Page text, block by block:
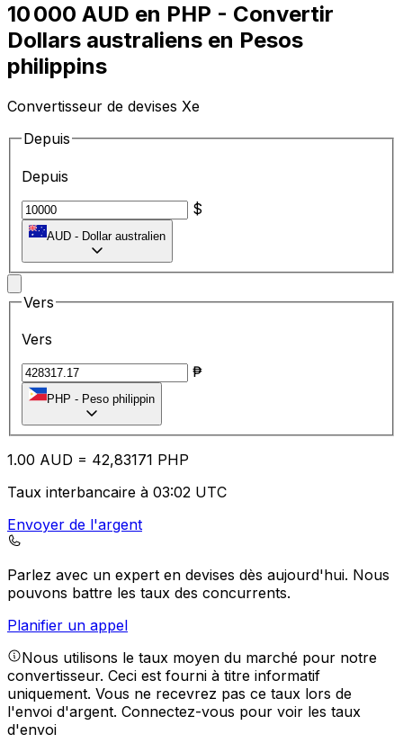
10 000 AUD en PHP - Convertir
Dollars australiens en Pesos
philippins
Convertisseur de devises Xe
Depuis
Depuis
$
AUD - Dollar australien
Vers
Vers
₱
PHP - Peso philippin
1.00 AUD = 42,83171 PHP
Taux interbancaire à 03:02 UTC
Envoyer de l'argent
Parlez avec un expert en devises dès aujourd'hui. Nous
pouvons battre les taux des concurrents.
Planifier un appel
Nous utilisons le taux moyen du marché pour notre
convertisseur. Ceci est fourni à titre informatif
uniquement. Vous ne recevrez pas ce taux lors de
l'envoi d'argent. Connectez-vous pour voir les taux
d'envoi